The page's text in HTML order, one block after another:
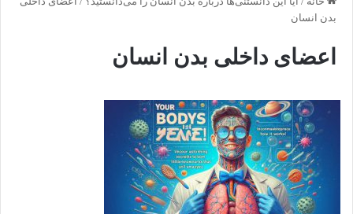
بدن انسان
اعضای داخلی بدن انسان